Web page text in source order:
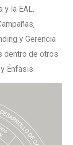
y la EAL.
y Gerencia
dentro de otros
Énfasis.